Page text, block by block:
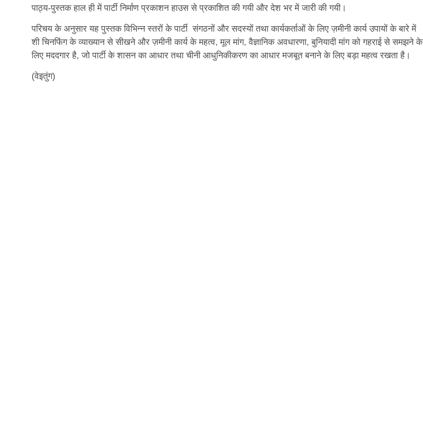
पाठ्य-पुस्तक हाल ही में पार्टी निर्माण प्रकाशन हाउस से प्रकाशित की गयी और देश भर में जारी की गयी।
परिचय के अनुसार यह पुस्तक विभिन्न स्तरों के पार्टी संगठनों और सदस्यों तथा कार्यकर्ताओं के लिए ज़मीनी कार्य उपायों के बारे में
शी चिनफिंग के व्याख्यान से सीखने और ज़मीनी कार्य के महत्व, मूल मांग, वैज्ञानिक अवधारणा, बुनियादी मांग को गहराई से समझने के
लिए मददगार है, जो पार्टी के शासन का आधार तथा चीनी आधुनिकीकरण का आधार मजबूत बनाने के लिए बड़ा महत्व रखता है।
(वेइतुंग)